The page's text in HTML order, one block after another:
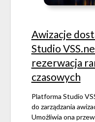
Awizacje
Studio
rezerwacja
czasowych
Platforma Studio
do zarządzania
Umożliwia ona